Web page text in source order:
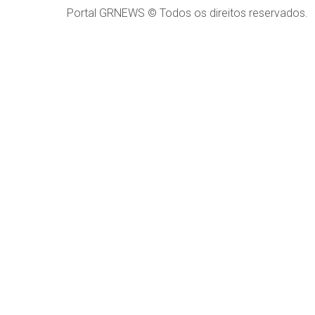
Portal GRNEWS © Todos os direitos reservados.